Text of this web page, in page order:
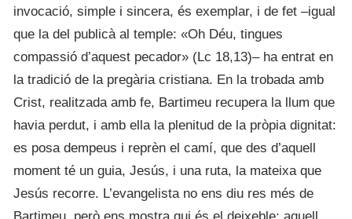
invocació, simple i sincera, és exemplar, i de fet –igual
que la del publicà al temple: «Oh Déu, tingues
compassió d’aquest pecador» (Lc 18,13)– ha entrat en
la tradició de la pregària cristiana. En la trobada amb
Crist, realitzada amb fe, Bartimeu recupera la llum que
havia perdut, i amb ella la plenitud de la pròpia dignitat:
es posa dempeus i reprèn el camí, que des d’aquell
moment té un guia, Jesús, i una ruta, la mateixa que
Jesús recorre. L’evangelista no ens diu res més de